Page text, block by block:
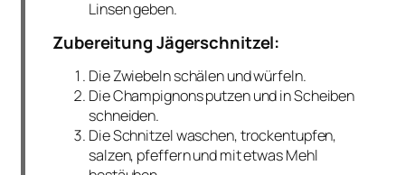
Linsen geben.
Zubereitung Jägerschnitzel:
Die Zwiebeln schälen und würfeln.
Die Champignons putzen und in Scheiben
schneiden.
Die Schnitzel waschen, trockentupfen,
salzen, pfeffern und mit etwas Mehl